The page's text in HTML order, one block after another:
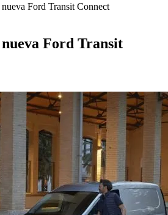
Ford Transit Connect
Ford Transit